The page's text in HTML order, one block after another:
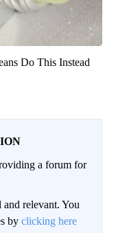
Do This Instead
a forum for
and relevant. You
by clicking here